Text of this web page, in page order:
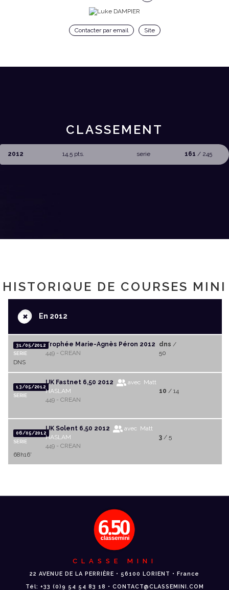
Contacter par email Site
CLASSEMENT
2012 14,5 pts. serie 161 / 245
HISTORIQUE DE COURSES MINI
+En 2012
31/05/2012
SERIE
Trophée Marie-Agnès Péron 2012
449 - CREAN
dns /
50
DNS
13/05/2012
SERIE
UK Fastnet 6,50 2012
avec Matt
HASLAM
449 - CREAN
10 / 14
06/05/2012
SERIE
UK Solent 6,50 2012
avec Matt
HASLAM
449 - CREAN
3/ 5
68h16'
CLASSE MINI
22 AVENUE DE LA PERRIÈRE • 56100 LORIENT • France
Tél: +33 (0)9 54 54 83 18 • CONTACT@CLASSEMINI.COM